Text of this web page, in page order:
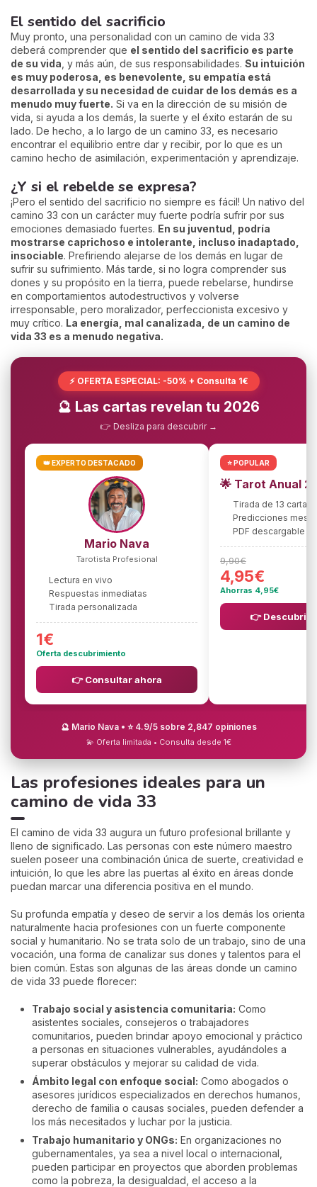
El sentido del sacrificio
Muy pronto, una personalidad con un camino de vida 33
deberá comprender que el sentido del sacrificio es parte
de su vida , y más aún, de sus responsabilidades. Su intuición
es muy poderosa, es benevolente, su empatía está
desarrollada y su necesidad de cuidar de los demás es a
menudo muy fuerte. Si va en la dirección de su misión de
vida, si ayuda a los demás, la suerte y el éxito estarán de su
lado. De hecho, a lo largo de un camino 33, es necesario
encontrar el equilibrio entre dar y recibir, por lo que es un
camino hecho de asimilación, experimentación y aprendizaje.
¿Y si el rebelde se expresa?
¡Pero el sentido del sacrificio no siempre es fácil! Un nativo del
camino 33 con un carácter muy fuerte podría sufrir por sus
emociones demasiado fuertes. En su juventud, podría
mostrarse caprichoso e intolerante, incluso inadaptado,
insociable. Prefiriendo alejarse de los demás en lugar de
sufrir su sufrimiento. Más tarde, si no logra comprender sus
dones y su propósito en la tierra, puede rebelarse, hundirse
en comportamientos autodestructivos y volverse
irresponsable, pero moralizador, perfeccionista excesivo y
muy crítico. La energía, mal canalizada, de un camino de
vida 33 es a menudo negativa.
⚡ OFERTA ESPECIAL: -50% + Consulta 1€
🔮 Las cartas revelan tu 2026
👉 Desliza para descubrir →
👑 EXPERTO DESTACADO
Mario Nava
Tarotista Profesional
Lectura en vivo
Respuestas inmediatas
Tirada personalizada
1€
Oferta descubrimiento
👉 Consultar ahora
⭐ POPULAR
🌟 Tarot Anual
Tirada de 13 cartas
Predicciones mes
PDF descargable
9,90€
4,95€
Ahorras 4,95€
👉 Descubrir
🔮 Mario Nava • ⭐ 4.9/5 sobre 2,847 opiniones
💫 Oferta limitada • Consulta desde 1€
Las profesiones ideales para un
camino de vida 33
El camino de vida 33 augura un futuro profesional brillante y
lleno de significado. Las personas con este número maestro
suelen poseer una combinación única de suerte, creatividad e
intuición, lo que les abre las puertas al éxito en áreas donde
puedan marcar una diferencia positiva en el mundo.
Su profunda empatía y deseo de servir a los demás los orienta
naturalmente hacia profesiones con un fuerte componente
social y humanitario. No se trata solo de un trabajo, sino de una
vocación, una forma de canalizar sus dones y talentos para el
bien común. Estas son algunas de las áreas donde un camino
de vida 33 puede florecer:
Trabajo social y asistencia comunitaria: Como
asistentes sociales, consejeros o trabajadores
comunitarios, pueden brindar apoyo emocional y práctico
a personas en situaciones vulnerables, ayudándoles a
superar obstáculos y mejorar su calidad de vida.
Ámbito legal con enfoque social: Como abogados o
asesores jurídicos especializados en derechos humanos,
derecho de familia o causas sociales, pueden defender a
los más necesitados y luchar por la justicia.
Trabajo humanitario y ONGs: En organizaciones no
gubernamentales, ya sea a nivel local o internacional,
pueden participar en proyectos que aborden problemas
como la pobreza, la desigualdad, el acceso a la